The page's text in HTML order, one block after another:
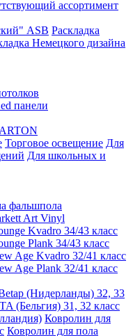
ассортимент
ASB Раскладка
Немецкого дизайна
панели
Торговое освещение Для
Для школьных и
фальшпола
Art Vinyl
Kvadro 34/43 класс
Plank 34/43 класс
Age Kvadro 32/41 класс
Age Plank 32/41 класс
(Нидерланды) 32, 33
(Бельгия) 31, 32 класс
Ковролин для
Ковролин для пола